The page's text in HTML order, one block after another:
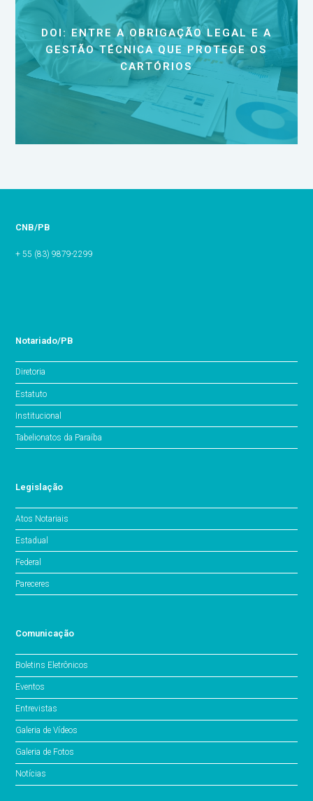
DOI: ENTRE A OBRIGAÇÃO LEGAL E A
GESTÃO TÉCNICA QUE PROTEGE OS
CARTÓRIOS
CNB/PB
+ 55 (83) 9879-2299
Notariado/PB
Diretoria
Estatuto
Institucional
Tabelionatos da Paraíba
Legislação
Atos Notariais
Estadual
Federal
Pareceres
Comunicação
Boletins Eletrônicos
Eventos
Entrevistas
Galeria de Vídeos
Galeria de Fotos
Notícias